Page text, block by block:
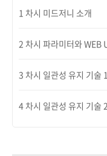
1 차시 미드저니 소개
2 차시 파라미터와 WEB
3 차시 일관성 유지 기술 1
4 차시 일관성 유지 기술 2